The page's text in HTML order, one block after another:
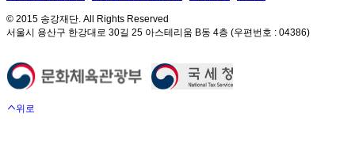
© 2015 송강재단. All Rights Reserved
서울시 용산구 한강대로 30길 25 아스테리움 B동 4층 (우편번호 : 04386)
위로